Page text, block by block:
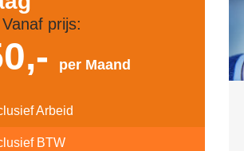
prijs:
per Maand
Arbeid
BTW